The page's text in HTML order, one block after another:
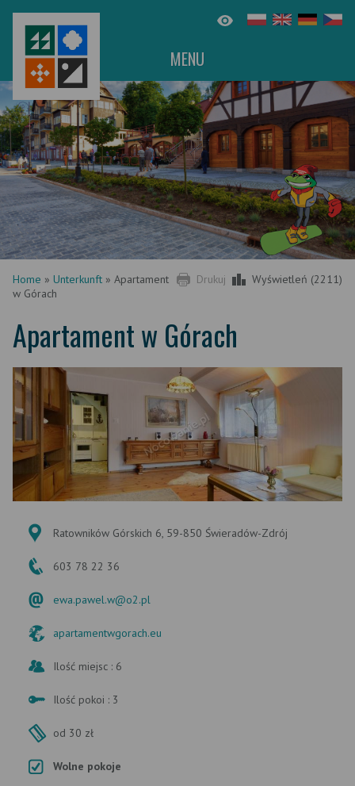
MENU
Drukuj Wyświetleń (2211)
Home » Unterkunft » Apartament
w Górach
Apartament w Górach
Ratowników Górskich 6, 59-850 Świeradów-Zdrój
603 78 22 36
ewa.pawel.w@o2.pl
apartamentwgorach.eu
Ilość miejsc : 6
Ilość pokoi : 3
od 30 zł
Wolne pokoje